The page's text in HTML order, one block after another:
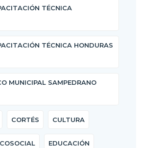
TÉCNICA
TÉCNICA HONDURAS
MUNICIPAL SAMPEDRANO
CORTÉS CULTURA
EDUCACIÓN